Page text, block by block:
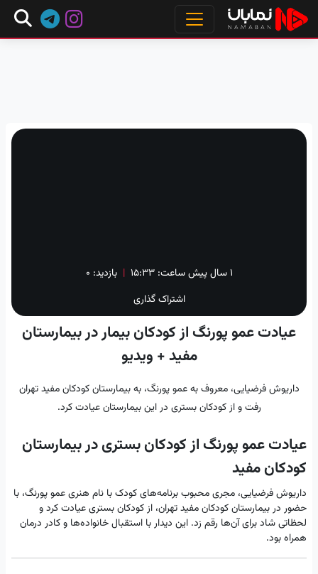
۱ سال پیش ساعت: ۱۵:۳۳ | بازدید: 0
اشتراک گذاری
عیادت عمو پورنگ از کودکان بیمار در بیمارستان
مفید + ویدیو
داریوش فرضیایی، معروف به عمو پورنگ، به بیمارستان کودکان مفید تهران
رفت و از کودکان بستری در این بیمارستان عیادت کرد.
عیادت عمو پورنگ از کودکان بستری در بیمارستان
کودکان مفید
داریوش فرضیایی، مجری محبوب برنامه‌های کودک با نام هنری عمو پورنگ، با
حضور در بیمارستان کودکان مفید تهران، از کودکان بستری عیادت کرد و
لحظاتی شاد برای آن‌ها رقم زد. این دیدار با استقبال خانواده‌ها و کادر درمان
همراه بود.